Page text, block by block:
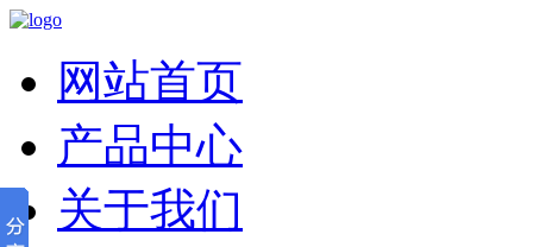
网站首页
产品中心
关于我们